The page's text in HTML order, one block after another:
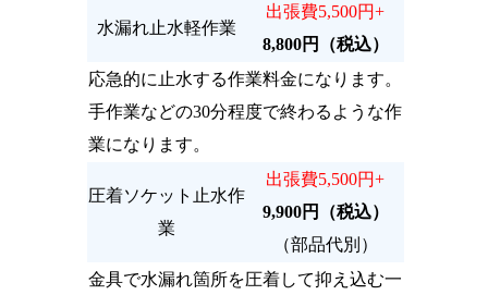
水漏れ止水軽作業
出張費5,500円+
8,800円（税込）
応急的に止水する作業料金になります。
手作業などの30分程度で終わるような作
業になります。
圧着ソケット止水作
業
出張費5,500円+
9,900円（税込）
（部品代別）
金具で水漏れ箇所を圧着して抑え込む一